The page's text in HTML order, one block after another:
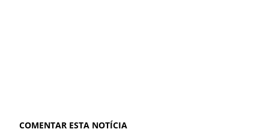
COMENTAR ESTA NOTÍCIA